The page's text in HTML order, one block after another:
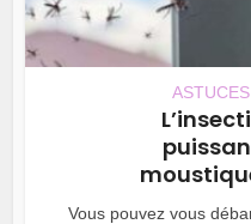
Vous pouvez vous